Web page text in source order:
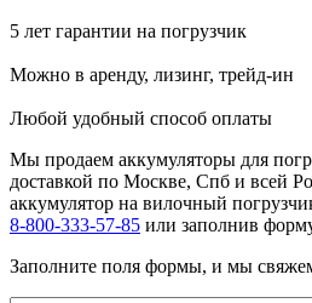
5 лет гарантии на погрузчик
Можно в аренду, лизинг, трейд-ин
Любой удобный способ оплаты
Мы продаем аккумуляторы для
доставкой по Москве, Спб и всей
аккумулятор на вилочный
8-800-333-57-85 или заполнив
Заполните поля формы, и мы